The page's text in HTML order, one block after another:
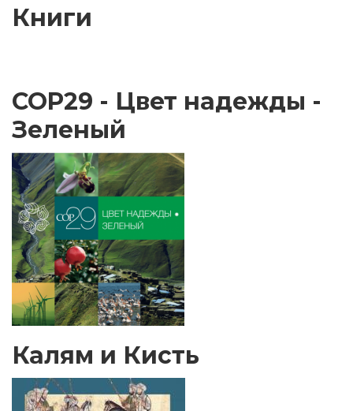
Книги
COP29 - Цвет надежды -
Зеленый
Калям и Кисть